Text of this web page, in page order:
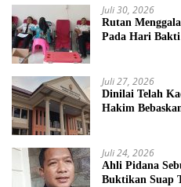
Juli 30, 2026
Rutan
Pada Hari
Juli 27, 2026
Dinilai Telah
Hakim
Juli 24, 2026
Ahli Pidana
Buktikan Suap